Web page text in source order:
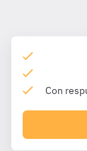
Con